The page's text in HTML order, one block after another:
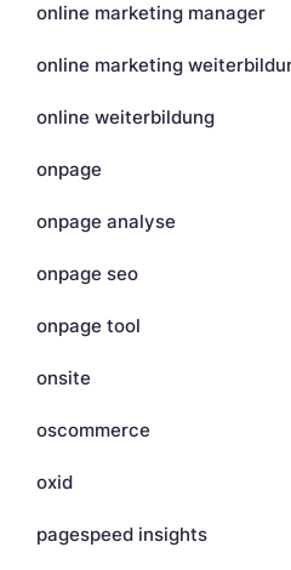
online marketing manager
online marketing
online weiterbildung
onpage
onpage analyse
onpage seo
onpage tool
onsite
oscommerce
oxid
pagespeed insights